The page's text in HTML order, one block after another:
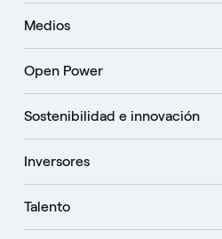
Medios
Open Power
Sostenibilidad e innovación
Inversores
Talento